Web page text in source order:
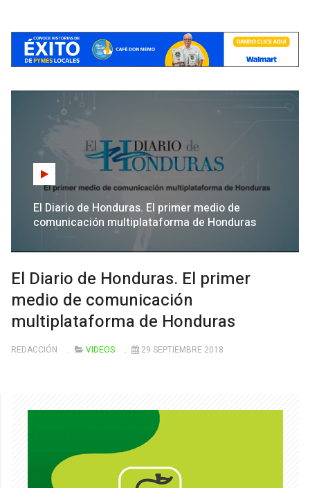
El Diario de Honduras. El primer medio de
comunicación multiplataforma de Honduras
El Diario de Honduras. El primer
medio de comunicación
multiplataforma de Honduras
REDACCIÓN VIDEOS 29 SEPTIEMBRE 2018